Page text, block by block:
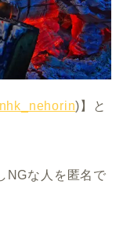
)】と
NGな人を匿名で